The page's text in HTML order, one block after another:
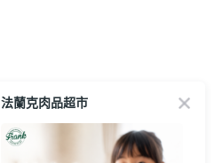
法蘭克肉品超市